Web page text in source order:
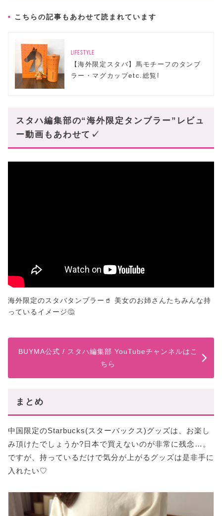
こちらの記事もあわせて読まれています
LIFESTYLE
【海外限定スタバ】馬モチーフのタンブ
ラー・マグカップetc.総覧!
スタハ編集部の“海外限定タンブラー”レビュ
ー動画もあわせて✓
海外限定のスタバタンブラー🥤 美女のお姉さんたちみんな持
っているイメージ🤔
BUYMA公式 / スタハ編集部 YouTubeチャンネルはこ
ちら
まとめ
中国限定のStarbucks(スターバックス)グッズは、お楽し
み頂けたでしょうか?日本で買えないのが非常に残念…。
ですが、持っているだけで気分が上がるグッズは是非手に
入れたい♡